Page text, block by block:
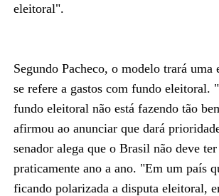
eleitoral".
Segundo Pacheco, o modelo trará uma
se refere a gastos com fundo eleitoral.
fundo eleitoral não está fazendo tão
afirmou ao anunciar que dará
senador alega que o Brasil não deve
praticamente ano a ano. "Em um país
ficando polarizada a disputa eleitoral,